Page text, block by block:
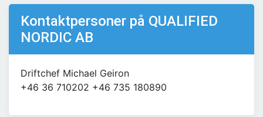
Kontaktpersoner på QUALIFIED
NORDIC AB
Driftchef Michael Geiron
+46 36 710202 +46 735 180890